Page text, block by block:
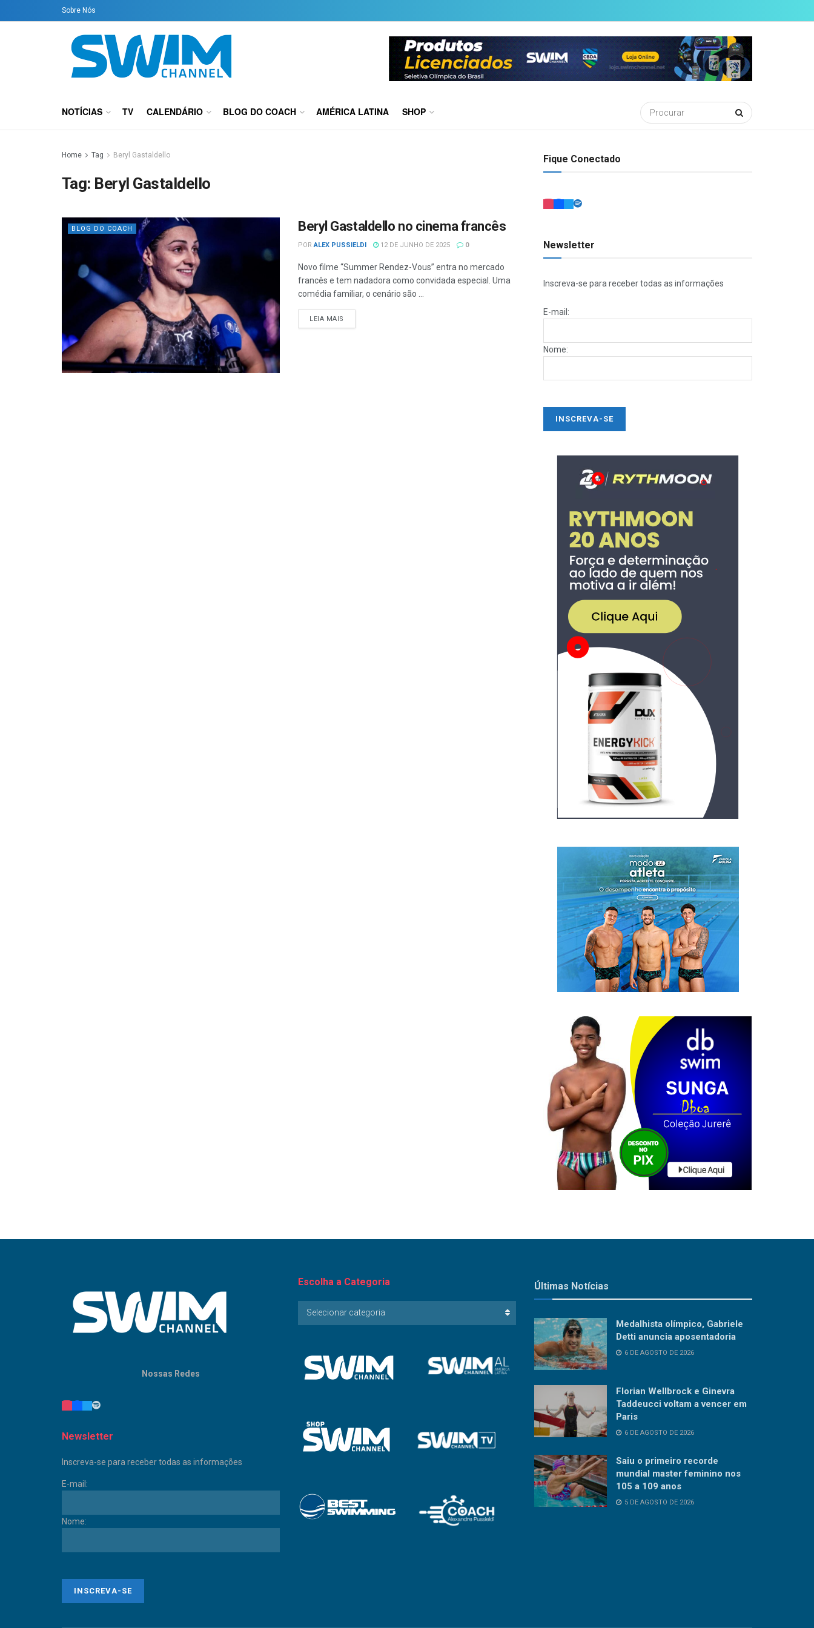
Sobre Nós
NOTÍCIAS TV CALENDÁRIO BLOG DO COACH AMÉRICA LATINA SHOP
Home Tag Beryl Gastaldello
Tag: Beryl Gastaldello
BLOG DO COACH Beryl Gastaldello no cinema francês
POR ALEX PUSSIELDI 12 DE JUNHO DE 2025 0
Novo filme “Summer Rendez-Vous” entra no mercado
francês e tem nadadora como convidada especial. Uma
comédia familiar, o cenário são ...
LEIA MAIS
Fique Conectado
Newsletter
Inscreva-se para receber todas as informações
E-mail:
Nome:
Nossas Redes
Newsletter
Inscreva-se para receber todas as informações
E-mail:
Nome:
Escolha a Categoria
Escolha
Selecionar categoria
Últimas Notícias
Medalhista olímpico, Gabriele
Detti anuncia aposentadoria
6 DE AGOSTO DE 2026
Florian Wellbrock e Ginevra
Taddeucci voltam a vencer em
Paris
6 DE AGOSTO DE 2026
Saiu o primeiro recorde
mundial master feminino nos
105 a 109 anos
5 DE AGOSTO DE 2026